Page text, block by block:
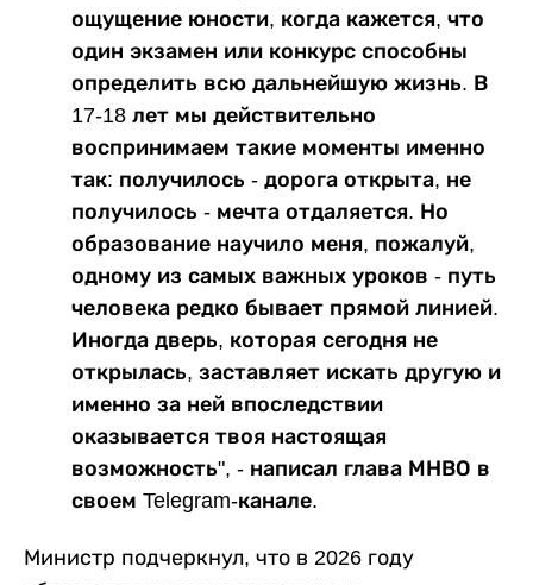
ощущение юности, когда кажется, что
один экзамен или конкурс способны
определить всю дальнейшую жизнь. В
17-18 лет мы действительно
воспринимаем такие моменты именно
так: получилось - дорога открыта, не
получилось - мечта отдаляется. Но
образование научило меня, пожалуй,
одному из самых важных уроков - путь
человека редко бывает прямой линией.
Иногда дверь, которая сегодня не
открылась, заставляет искать другую и
именно за ней впоследствии
оказывается твоя настоящая
возможность", - написал глава МНВО в
своем Telegram-канале.
Министр подчеркнул, что в 2026 году